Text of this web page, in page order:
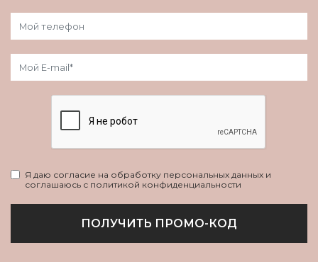
Я даю согласие на обработку персональных данных и
соглашаюсь с политикой конфиденциальности
ПОЛУЧИТЬ ПРОМО-КОД